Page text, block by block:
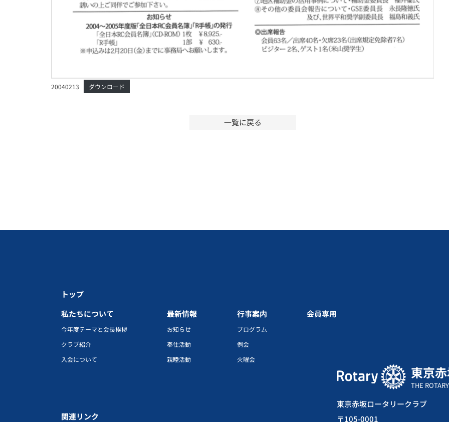
20040213 ダウンロード
一覧に戻る
トップ
私たちについて
今年度テーマと会長挨拶
クラブ紹介
入会について
最新情報
お知らせ
奉仕活動
親睦活動
行事案内
プログラム
例会
火曜会
会員専用
関連リンク
東京
THE
東京赤坂ロータリークラブ
〒105-0001